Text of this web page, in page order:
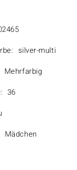
silver-multi
Mehrfarbig
36
Mädchen